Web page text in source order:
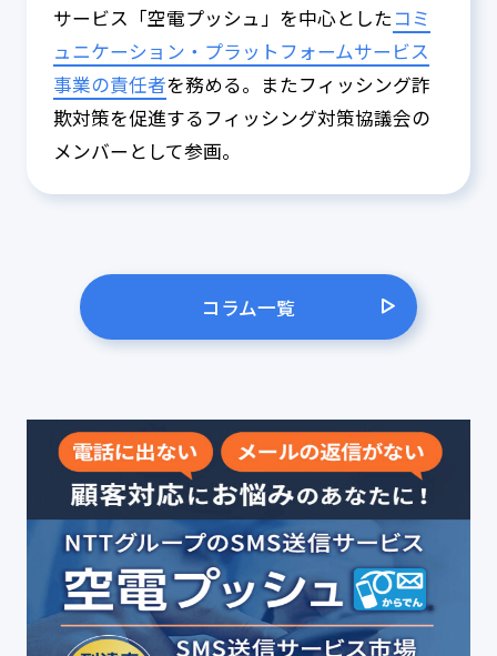
サービス「空電プッシュ」を中心としたコミ
ュニケーション・プラットフォームサービス
事業の責任者を務める。またフィッシング詐
欺対策を促進するフィッシング対策協議会の
メンバーとして参画。
コラム一覧